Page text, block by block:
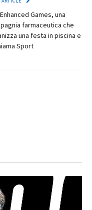
Games, una
farmaceutica che
una festa in piscina e
Sport